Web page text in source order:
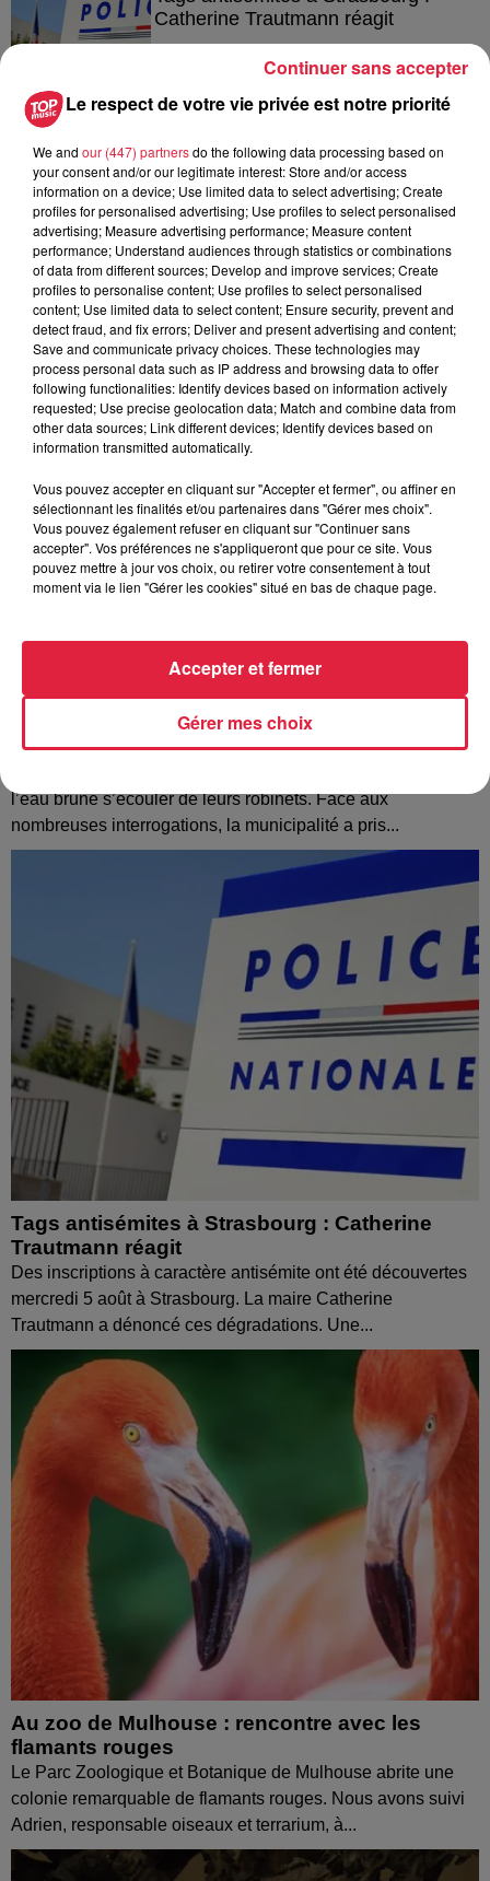
Catherine Trautmann réagit
avec les flamants rouges
À découvrir également
À Hoerdt, de l’eau brune sort des robinets
l’eau brune s’écouler de leurs robinets. Face aux
nombreuses interrogations, la municipalité a pris...
Tags antisémites à Strasbourg : Catherine
Trautmann réagit
Des inscriptions à caractère antisémite ont été découvertes
mercredi 5 août à Strasbourg. La maire Catherine
Trautmann a dénoncé ces dégradations. Une...
Au zoo de Mulhouse : rencontre avec les
flamants rouges
Le Parc Zoologique et Botanique de Mulhouse abrite une
colonie remarquable de flamants rouges. Nous avons suivi
Adrien, responsable oiseaux et terrarium, à...
Le respect de votre vie privée est notre priorité
We and our (447) partnersdo the following data processing based on
your consent and/or our legitimate interest: Store and/or access
information on a device; Use limited data to select advertising; Create
profiles for personalised advertising; Use profiles to select personalised
advertising; Measure advertising performance; Measure content
performance; Understand audiences through statistics or combinations
of data from different sources; Develop and improve services; Create
profiles to personalise content; Use profiles to select personalised
content; Use limited data to select content; Ensure security, prevent and
detect fraud, and fix errors; Deliver and present advertising and content;
Save and communicate privacy choices. These technologies may
process personal data such as IP address and browsing data to offer
following functionalities: Identify devices based on information actively
requested; Use precise geolocation data; Match and combine data from
other data sources; Link different devices; Identify devices based on
information transmitted automatically.
Vous pouvez accepter en cliquant sur "Accepter et fermer", ou affiner en
sélectionnant les finalités et/ou partenaires dans "Gérer mes choix".
Vous pouvez également refuser en cliquant sur "Continuer sans
accepter". Vos préférences ne s'appliqueront que pour ce site. Vous
pouvez mettre à jour vos choix, ou retirer votre consentement à tout
moment via le lien "Gérer les cookies" situé en bas de chaque page.
Gérer mes choix
Accepter et fermer
Continuer sans accepter